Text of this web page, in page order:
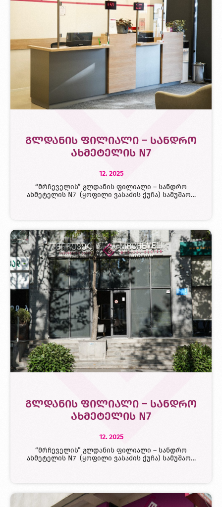
გლდანის ფილიალი – სანდრო
ახმეტელის N7
12. 2025
“მრჩეველის” გლდანის ფილიალი – სანდრო
ახმეტელის N7 (ყოფილი ვასაძის ქუჩა) სამუშაო…
გლდანის ფილიალი – სანდრო
ახმეტელის N7
12. 2025
“მრჩეველის” გლდანის ფილიალი – სანდრო
ახმეტელის N7 (ყოფილი ვასაძის ქუჩა) სამუშაო…